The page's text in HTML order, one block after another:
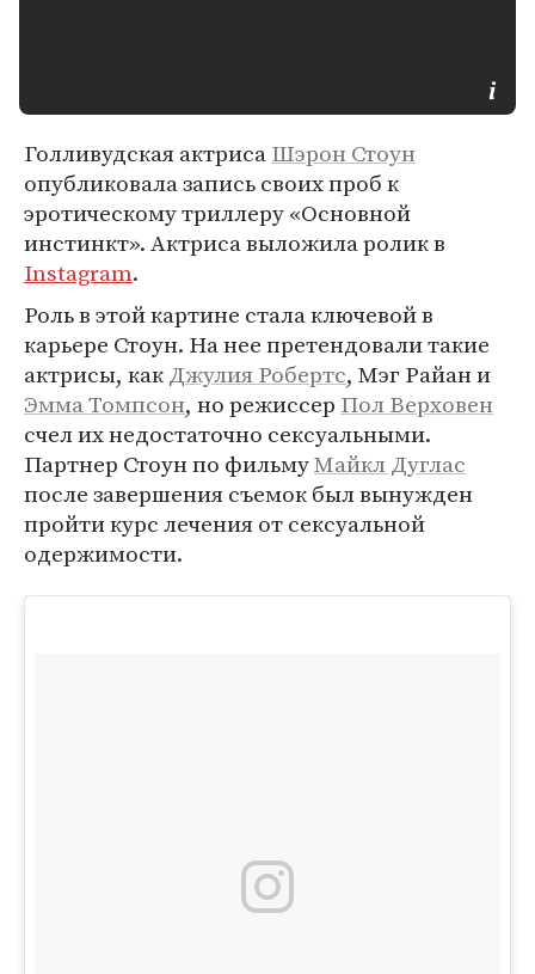
Голливудская актрисаШэрон Стоун
опубликовала запись своих проб к
эротическому триллеру «Основной
инстинкт». Актриса выложила ролик в
Instagram.
Роль в этой картине стала ключевой в
карьере Стоун. На нее претендовали такие
актрисы, какДжулия Робертс, Мэг Райан и
Эмма Томпсон, но режиссер Пол Верховен
счел их недостаточно сексуальными.
Партнер Стоун по фильмуМайкл Дуглас
после завершения съемок был вынужден
пройти курс лечения от сексуальной
одержимости.